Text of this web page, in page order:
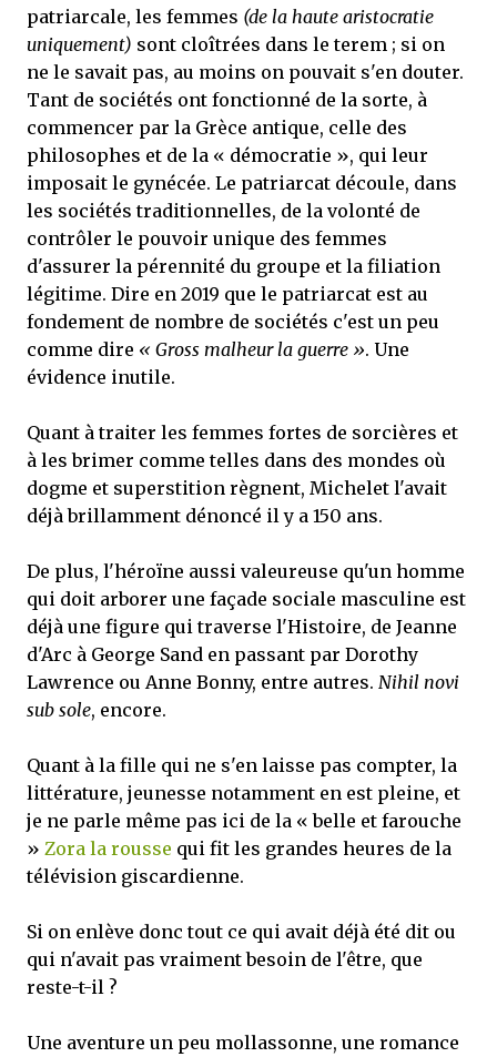
patriarcale, les femmes (de la haute aristocratie
uniquement) sont cloîtrées dans le terem ; si on
ne le savait pas, au moins on pouvait s'en douter.
Tant de sociétés ont fonctionné de la sorte, à
commencer par la Grèce antique, celle des
philosophes et de la « démocratie », qui leur
imposait le gynécée. Le patriarcat découle, dans
les sociétés traditionnelles, de la volonté de
contrôler le pouvoir unique des femmes
d'assurer la pérennité du groupe et la filiation
légitime. Dire en 2019 que le patriarcat est au
fondement de nombre de sociétés c'est un peu
comme dire « Gross malheur la guerre ». Une
évidence inutile.
Quant à traiter les femmes fortes de sorcières et
à les brimer comme telles dans des mondes où
dogme et superstition règnent, Michelet l'avait
déjà brillamment dénoncé il y a 150 ans.
De plus, l'héroïne aussi valeureuse qu'un homme
qui doit arborer une façade sociale masculine est
déjà une figure qui traverse l'Histoire, de Jeanne
d'Arc à George Sand en passant par Dorothy
Lawrence ou Anne Bonny, entre autres. Nihil novi
sub sole, encore.
Quant à la fille qui ne s'en laisse pas compter, la
littérature, jeunesse notamment en est pleine, et
je ne parle même pas ici de la « belle et farouche
» Zora la rousse qui fit les grandes heures de la
télévision giscardienne.
Si on enlève donc tout ce qui avait déjà été dit ou
qui n'avait pas vraiment besoin de l'être, que
reste-t-il ?
Une aventure un peu mollassonne, une romance